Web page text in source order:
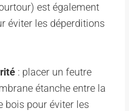
est également
éviter les déperditions
: placer un feutre
étanche entre la
bois pour éviter les